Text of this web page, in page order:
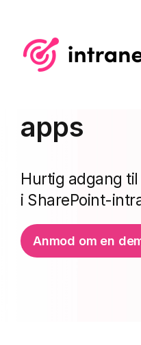
apps
Hurtig adgang
i SharePoint-
Anmod om en